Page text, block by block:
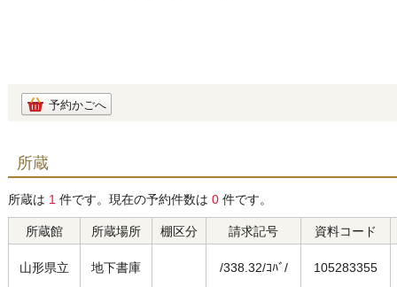
予約かごへ
所蔵
所蔵は 1 件です。現在の予約件数は 0 件です。
所蔵館 所蔵場所 棚区分 請求記号 資料コード
山形県立 地下書庫 /338.32/ｺﾊﾞ/ 105283355